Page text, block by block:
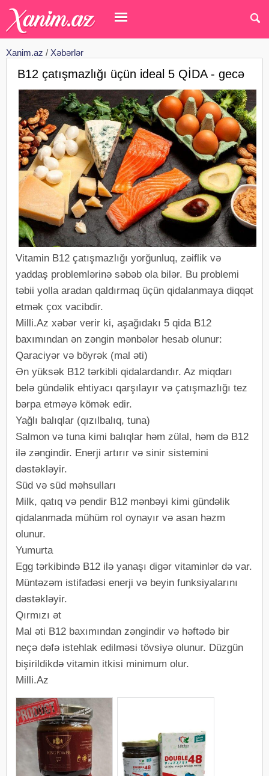
Xanim.az / Xəbərlər
B12 çatışmazlığı üçün ideal 5 QİDA - gecə
Vitamin B12 çatışmazlığı yorğunluq, zəiflik və
yaddaş problemlərinə səbəb ola bilər. Bu problemi
təbii yolla aradan qaldırmaq üçün qidalanmaya diqqət
etmək çox vacibdir.
Milli.Az xəbər verir ki, aşağıdakı 5 qida B12
baxımından ən zəngin mənbələr hesab olunur:
Qaraciyər və böyrək (mal əti)
Ən yüksək B12 tərkibli qidalardandır. Az miqdarı
belə gündəlik ehtiyacı qarşılayır və çatışmazlığı tez
bərpa etməyə kömək edir.
Yağlı balıqlar (qızılbalıq, tuna)
Salmon və tuna kimi balıqlar həm zülal, həm də B12
ilə zəngindir. Enerji artırır və sinir sistemini
dəstəkləyir.
Süd və süd məhsulları
Milk, qatıq və pendir B12 mənbəyi kimi gündəlik
qidalanmada mühüm rol oynayır və asan həzm
olunur.
Yumurta
Egg tərkibində B12 ilə yanaşı digər vitaminlər də var.
Müntəzəm istifadəsi enerji və beyin funksiyalarını
dəstəkləyir.
Qırmızı ət
Mal əti B12 baxımından zəngindir və həftədə bir
neçə dəfə istehlak edilməsi tövsiyə olunur. Düzgün
bişirildikdə vitamin itkisi minimum olur.
Milli.Az